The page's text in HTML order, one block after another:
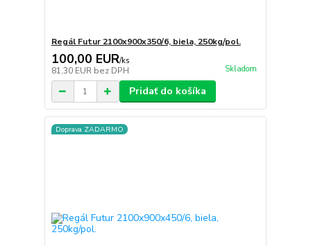
Regál Futur 2100x900x350/6, biela, 250kg/pol.
100,00 EUR/ks
81,30 EUR bez DPH Skladom
Pridať do košíka
Doprava ZADARMO